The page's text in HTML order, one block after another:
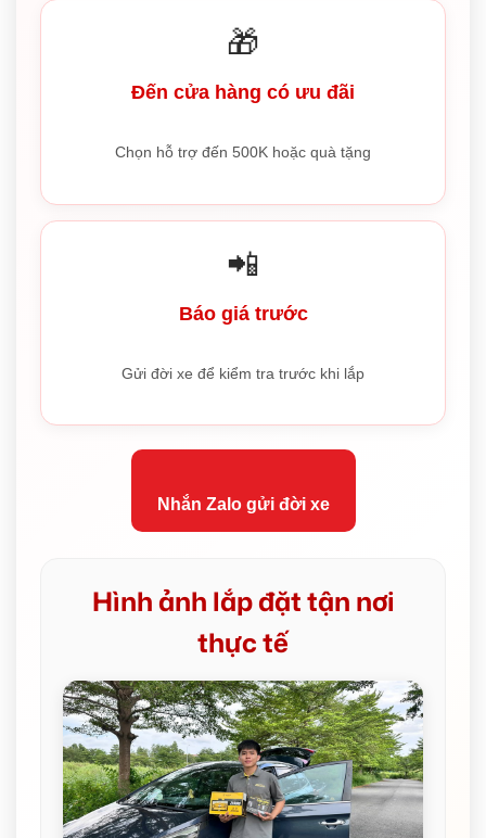
🎁
Đến cửa hàng có ưu đãi
Chọn hỗ trợ đến 500K hoặc quà tặng
📲
Báo giá trước
Gửi đời xe để kiểm tra trước khi lắp
Nhắn Zalo gửi đời xe
Hình ảnh lắp đặt tận nơi
thực tế